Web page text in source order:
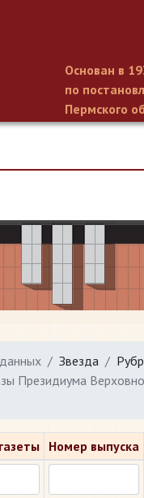
Основан в
по
Пермского
Звезда
Президиума
Номер выпуска